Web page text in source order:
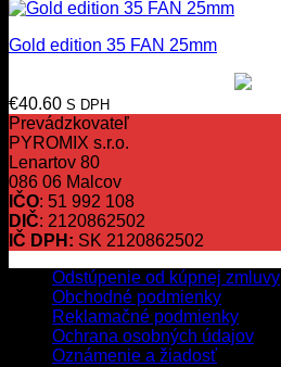
Gold edition 35 FAN 25mm
€40.60 S DPH
Prevádzkovateľ
PYROMIX s.r.o.
Lenartov 80
086 06 Malcov
IČO: 51 992 108
DIČ: 2120862502
IČ DPH: SK 2120862502
Odstúpenie od kúpnej zmluvy
Obchodné podmienky
Reklamačné podmienky
Ochrana osobných údajov
Oznámenie a žiadosť